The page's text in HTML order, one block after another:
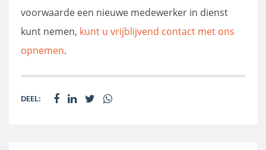
voorwaarde een nieuwe medewerker in dienst
kunt nemen, kunt u vrijblijvend contact met ons
opnemen.
DEEL: